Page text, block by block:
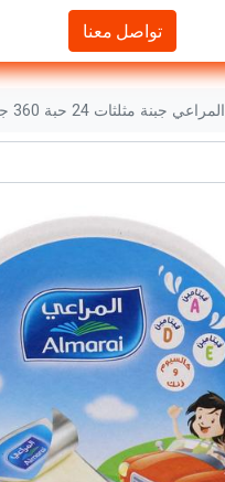
تواصل معنا
المراعي جبنة مثلثات 24 حبة 360 جم